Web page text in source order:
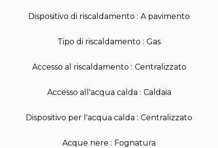
Dispositivo di riscaldamento A pavimento
Tipo di riscaldamento Gas
Accesso al riscaldamento Centralizzato
Accesso all'acqua calda Caldaia
Dispositivo per l'acqua calda Centralizzato
Acque nere Fognatura